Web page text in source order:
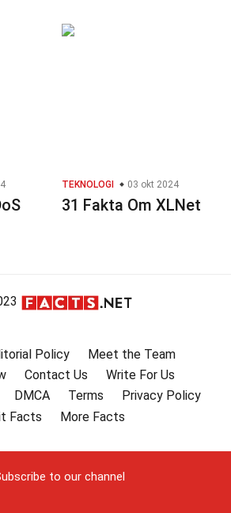
TEKNOLOGI 03 okt 2024
31 Fakta Om XLNet
Policy
Meet the Team
Contact Us
Write For Us
DMCA Terms
Privacy Policy
Facts
More Facts
to our channel